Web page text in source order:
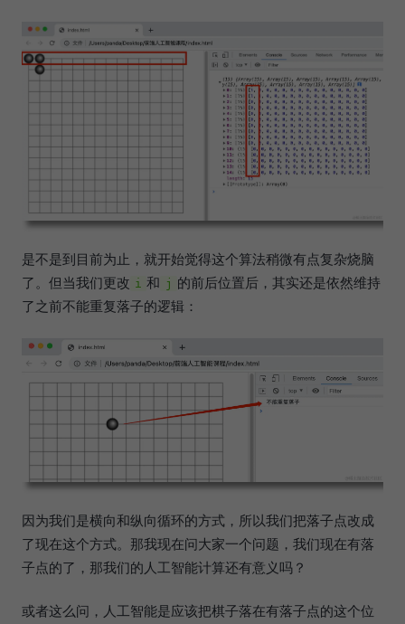
是不是到目前为止，就开始觉得这个算法稍微有点复杂烧脑
了。但当我们更改 i 和 j 的前后位置后，其实还是依然维持
了之前不能重复落子的逻辑：
因为我们是横向和纵向循环的方式，所以我们把落子点改成
了现在这个方式。那我现在问大家一个问题，我们现在有落
子点的了，那我们的人工智能计算还有意义吗？
或者这么问，人工智能是应该把棋子落在有落子点的这个位